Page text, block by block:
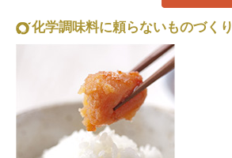
化学調味料に頼らないものづくり